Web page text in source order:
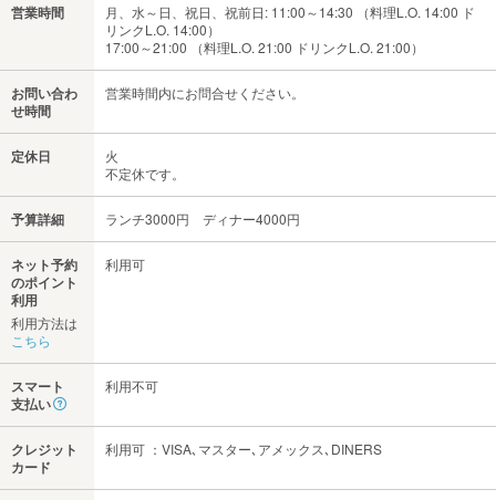
営業時間
月、水～日、祝日、祝前日: 11:00～14:30 （料理L.O. 14:00 ド
リンクL.O. 14:00）
17:00～21:00 （料理L.O. 21:00 ドリンクL.O. 21:00）
お問い合わ
せ時間
営業時間内にお問合せください。
定休日
火
不定休です。
予算詳細 ランチ3000円 ディナー4000円
ネット予約
のポイント
利用
利用方法は
こちら
利用可
スマート
支払い
利用不可
クレジット
カード
利用可 ：VISA､マスター､アメックス､DINERS